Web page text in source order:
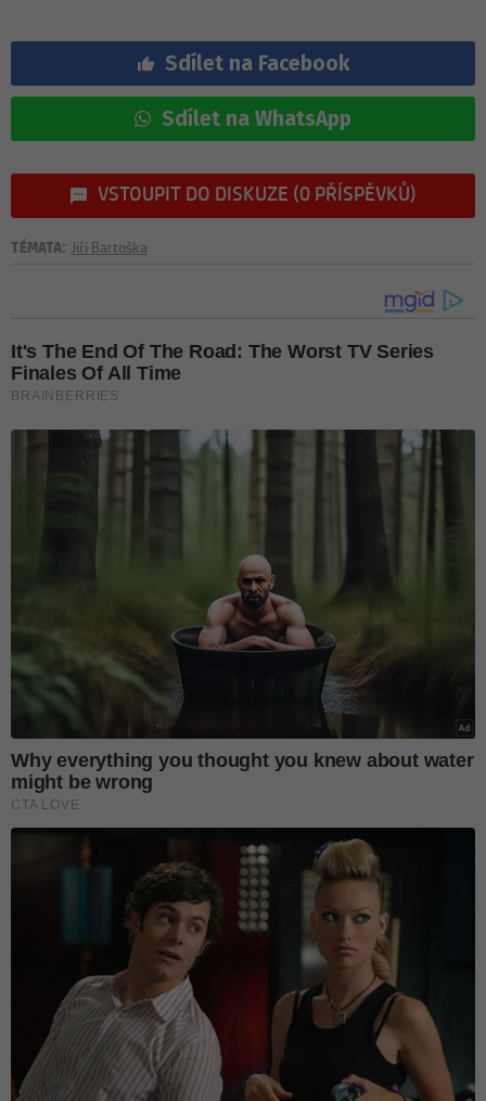
Sdílet na Facebook
Sdílet na WhatsApp
VSTOUPIT DO DISKUZE (0 PŘÍSPĚVKŮ)
TÉMATA: Jiří Bartoška